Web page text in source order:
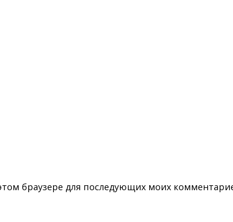
браузере для последующих моих